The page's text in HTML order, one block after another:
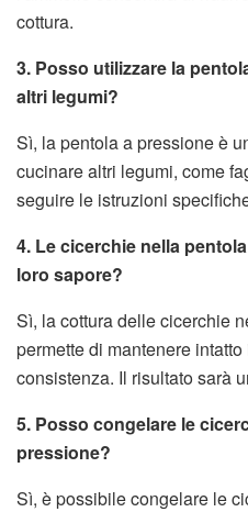
cottura.
3. Posso utilizzare la
altri legumi?
Sì, la pentola a pressione è
cucinare altri legumi, come
seguire le istruzioni
4. Le cicerchie nella
loro sapore?
Sì, la cottura delle cicerchie
permette di mantenere
consistenza. Il risultato sarà
5. Posso congelare le
pressione?
Sì, è possibile congelare le